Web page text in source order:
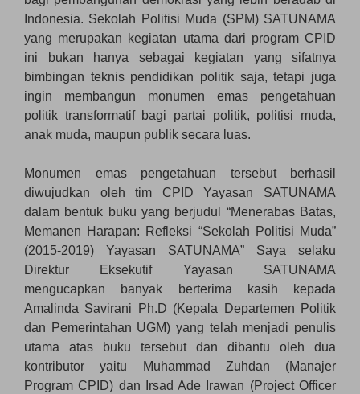
Indonesia. Sekolah Politisi Muda (SPM) SATUNAMA
yang merupakan kegiatan utama dari program CPID
ini bukan hanya sebagai kegiatan yang sifatnya
bimbingan teknis pendidikan politik saja, tetapi juga
ingin membangun monumen emas pengetahuan
politik transformatif bagi partai politik, politisi muda,
anak muda, maupun publik secara luas.
Monumen emas pengetahuan tersebut berhasil
diwujudkan oleh tim CPID Yayasan SATUNAMA
dalam bentuk buku yang berjudul “Menerabas Batas,
Memanen Harapan: Refleksi “Sekolah Politisi Muda”
(2015-2019) Yayasan SATUNAMA” Saya selaku
Direktur Eksekutif Yayasan SATUNAMA
mengucapkan banyak berterima kasih kepada
Amalinda Savirani Ph.D (Kepala Departemen Politik
dan Pemerintahan UGM) yang telah menjadi penulis
utama atas buku tersebut dan dibantu oleh dua
kontributor yaitu Muhammad Zuhdan (Manajer
Program CPID) dan Irsad Ade Irawan (Project Officer